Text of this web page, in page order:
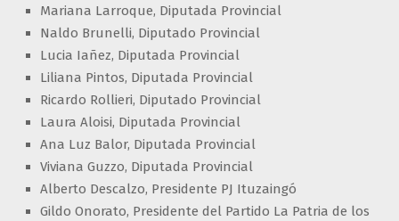
Mariana Larroque, Diputada Provincial
Naldo Brunelli, Diputado Provincial
Lucia Iañez, Diputada Provincial
Liliana Pintos, Diputada Provincial
Ricardo Rollieri, Diputado Provincial
Laura Aloisi, Diputada Provincial
Ana Luz Balor, Diputada Provincial
Viviana Guzzo, Diputada Provincial
Alberto Descalzo, Presidente PJ Ituzaingó
Gildo Onorato, Presidente del Partido La Patria de los